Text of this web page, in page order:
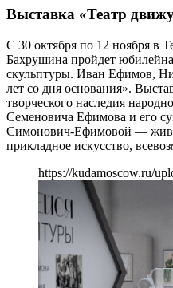
Выставка «Театр
С 30 октября по 12 ноября в
Бахрушина пройдет
скульптуры. Иван Ефимов,
лет со дня основания».
творческого наследия
Семеновича Ефимова и его
Симонович-Ефимовой —
прикладное искусство,
https://kudamoscow.ru/